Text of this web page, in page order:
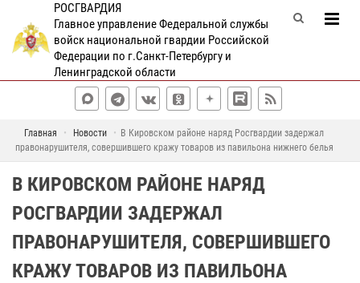
РОСГВАРДИЯ
Главное управление Федеральной службы
войск национальной гвардии Российской
Федерации по г.Санкт-Петербургу и
Ленинградской области
Главная Новости
В Кировском районе наряд Росгвардии задержал
правонарушителя, совершившего кражу товаров из павильона нижнего белья
В КИРОВСКОМ РАЙОНЕ НАРЯД
РОСГВАРДИИ ЗАДЕРЖАЛ
ПРАВОНАРУШИТЕЛЯ, СОВЕРШИВШЕГО
КРАЖУ ТОВАРОВ ИЗ ПАВИЛЬОНА